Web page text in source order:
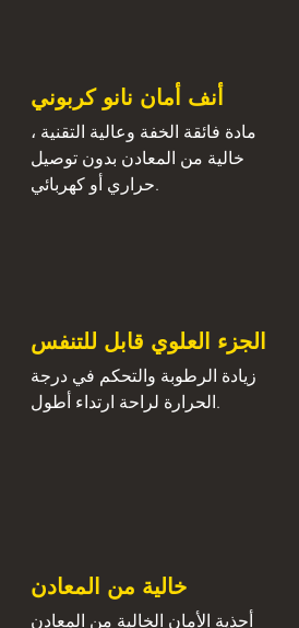
أنف أمان نانو كربوني
مادة فائقة الخفة وعالية التقنية ،
خالية من المعادن بدون توصيل
الجزء العلوي قابل للتنفس
زيادة الرطوبة والتحكم في درجة
الحرارة لراحة ارتداء أطول.
خالية من المعادن
أحذية الأمان الخالية من المعادن